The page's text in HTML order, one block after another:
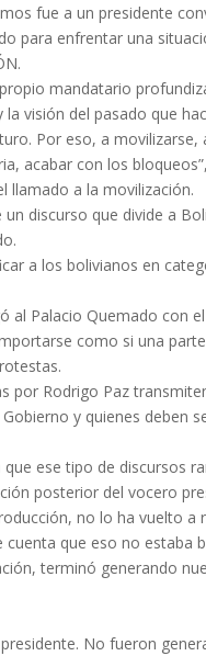
fue a un presidente
para enfrentar una
mandatario
visión del pasado que
Por eso, a movilizarse,
acabar con los
llamado a la movilización.
discurso que divide a
a los bolivianos en
al Palacio Quemado con
como si una
por Rodrigo Paz
y quienes deben
ese tipo de discursos
posterior del vocero
no lo ha vuelto
que eso no estaba
terminó generando
No fueron